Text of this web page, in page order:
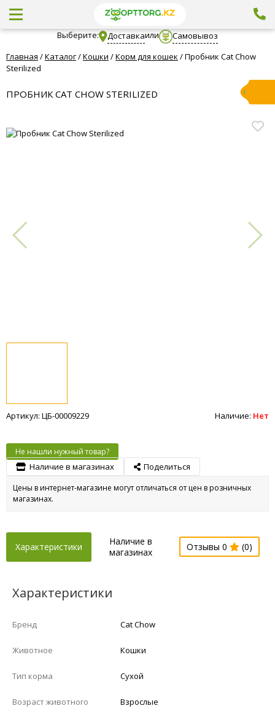
Выберите: Доставкаили
Самовывоз
Главная /Каталог/Кошки /Корм для кошек /Пробник Cat Chow
Sterilized
ПРОБНИК CAT CHOW STERILIZED
Артикул: ЦБ-00009229 Наличие: Нет
Не нашли нужный товар?
Наличие в магазинах Поделиться
Цены в интернет-магазине могут отличаться от цен в розничных
магазинах.
Характеристики
Наличие в
магазинах
Отзывы 0 (0)
Характеристики
Бренд Cat Chow
Животное Кошки
Тип корма Сухой
Возраст животного Взрослые